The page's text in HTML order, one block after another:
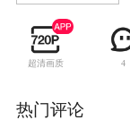
超清画质 4
热门评论